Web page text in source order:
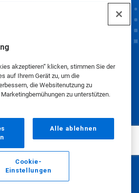
akzeptieren“ klicken, stimmen Sie der
auf Ihrem Gerät zu, um die
die Websitenutzung zu
zu unterstützen.
Alle ablehnen
Cookie-
Einstellungen
Anrufen
Ecolab Inc. 2025
|Datenschutzrichtlinie